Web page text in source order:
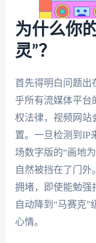
为什么你
灵”？
首先得明白问题出
乎所有流媒体平台
权法律，视频网站
置。一旦检测到IP
场数字版的“画地
自然被挡在了门外
拥堵，即使能勉强
自动降到“马赛克
心情。